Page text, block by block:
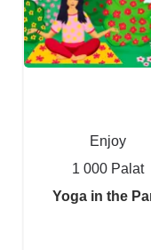
Enjoy
1 000 Palat
Yoga in the